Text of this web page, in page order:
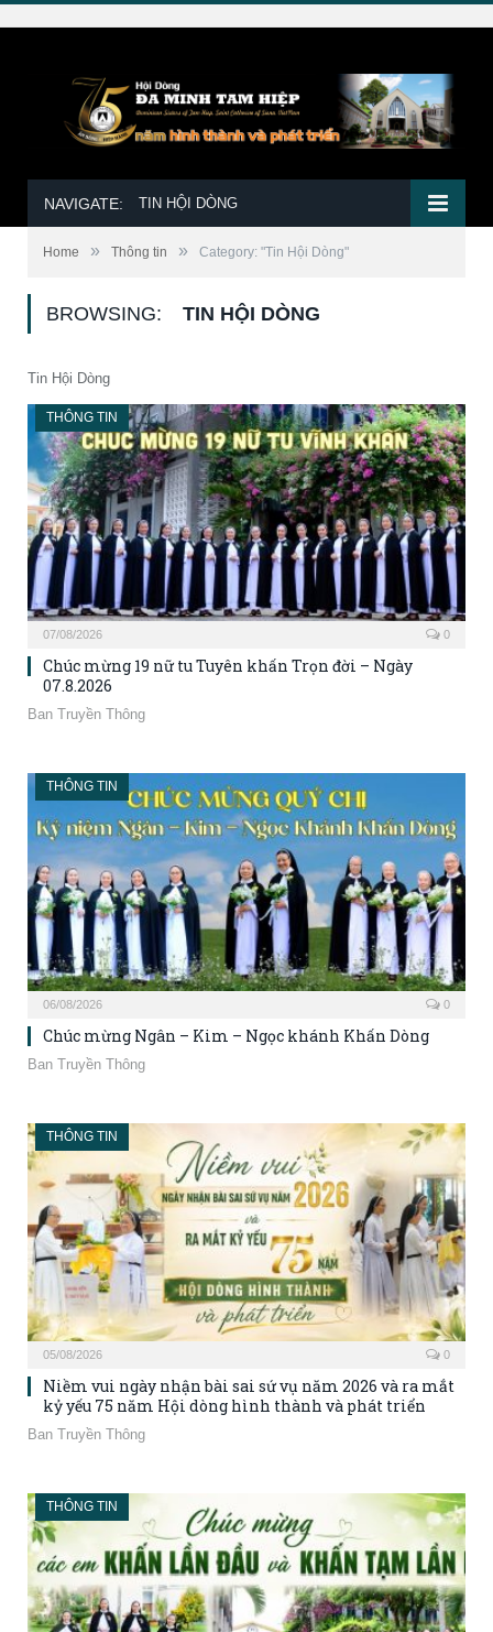
NAVIGATE: TIN HỘI DÒNG
Home » Thông tin » Category: "Tin Hội Dòng"
BROWSING: TIN HỘI DÒNG
Tin Hội Dòng
THÔNG TIN
07/08/2026 0
Chúc mừng 19 nữ tu Tuyên khấn Trọn đời – Ngày
07.8.2026
Ban Truyền Thông
THÔNG TIN
06/08/2026 0
Chúc mừng Ngân – Kim – Ngọc khánh Khấn Dòng
Ban Truyền Thông
THÔNG TIN
05/08/2026 0
Niềm vui ngày nhận bài sai sứ vụ năm 2026 và ra mắt
kỷ yếu 75 năm Hội dòng hình thành và phát triển
Ban Truyền Thông
THÔNG TIN